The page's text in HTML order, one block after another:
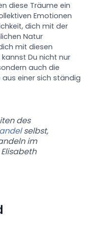
diese Träume ein
Emotionen
dich mit der
Natur
mit diesen
Du nicht nur
auch die
aus einer sich ständig
des
selbst,
im